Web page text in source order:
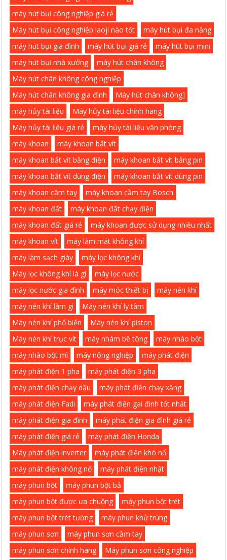
máy hút bụi công nghiệp giá rẻ
Máy hút bụi công nghiệp laoji nào tốt
máy hút bụi đa năng
máy hút bụi gia đình
máy hút bụi giá rẻ
máy hút bụi mini
máy hút bụi nhà xưởng
máy hút chân không
Máy hút chân không công nghiệp
Máy hút chân không gia đình
Máy hút chân không]
máy hủy tài liệu
Máy hủy tài liệu chính hãng
Máy hủy tài liệu giá rẻ
máy hủy tài liệu văn phòng
máy khoan
máy khoan bắt vít
máy khoan bắt vít bằng điện
máy khoan bắt vít bằng pin
máy khoan bắt vít dùng điện
máy khoan bắt vít dùng pin
máy khoan cầm tay
máy khoan cầm tay Bosch
máy khoan đất
máy khoan đất chạy điện
máy khoan đất giá rẻ
máy khoan được sử dụng nhiều nhất
máy khoan vít
máy làm mát không khí
máy làm sạch giày
máy lọc không khí
Máy lọc không khí là gì
máy lọc nước
máy lọc nước gia đình
máy móc thiết bị
máy nén khí
máy nén khí làm gì
Máy nén khí ly tâm
Máy nén khí phổ biến
Máy nén khí piston
Máy nén khí trục vít
máy nhám bê tông
máy nhào bột
máy nhào bột mì
máy nông nghiệp
máy phát điện
máy phát điện 1 pha
máy phát điện 3 pha
máy phát điện chạy dầu
máy phát điện chạy xăng
máy phát điện Fadi
máy phát điện gai đình tốt nhất
máy phát điện gia đình
máy phát điện gia đình giá rẻ
máy phát điện giá rẻ
máy phát điện Honda
Máy phát điện inverter
máy phát điện khó nổ
máy phát điện không nổ
máy phát điện nhật
máy phun bột
máy phun bột bả
máy phun bột được ưa chuộng
máy phun bột trét
máy phun bột trét tường
máy phun khử trùng
máy phun sơn
máy phun sơn cầm tay
máy phun sơn chính hãng
Máy phun sơn công nghiệp